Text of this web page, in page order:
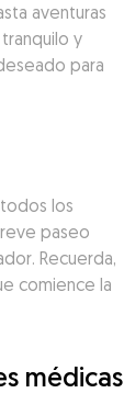
aventuras
y
para
los
paseo
Recuerda,
comience la
médicas